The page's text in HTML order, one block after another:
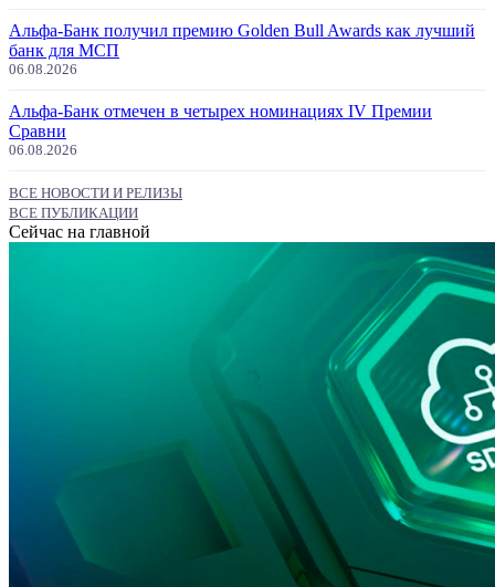
Альфа-Банк получил премию Golden Bull Awards как лучший
банк для МСП
06.08.2026
Альфа-Банк отмечен в четырех номинациях IV Премии
Сравни
06.08.2026
ВСЕ НОВОСТИ И РЕЛИЗЫ
ВСЕ ПУБЛИКАЦИИ
Сейчас на главной